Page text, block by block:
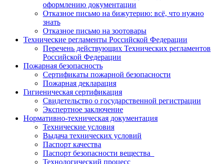
оформлению документации
Отказное письмо на бижутерию: всё, что нужно
знать
Отказное письмо на зоотовары
Технические регламенты Российской Федерации
Перечень действующих Технических регламентов
Российской Федерации
Пожарная безопасность
Сертификаты пожарной безопасности
Пожарная декларация
Гигиеническая сертификация
Свидетельство о государственной регистрации
Экспертное заключение
Нормативно-техническая документация
Технические условия
Выдача технических условий
Паспорт качества
Паспорт безопасности вещества
Технологический процесс